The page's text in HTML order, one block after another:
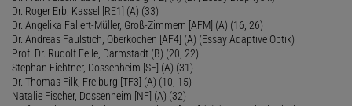
Dr. Roger Erb, Kassel [RE1] (A) (33)
Dr. Angelika Fallert-Müller, Groß-Zimmern [AFM] (A) (16, 26)
Dr. Andreas Faulstich, Oberkochen [AF4] (A) (Essay Adaptive Optik)
Prof. Dr. Rudolf Feile, Darmstadt (B) (20, 22)
Stephan Fichtner, Dossenheim [SF] (A) (31)
Dr. Thomas Filk, Freiburg [TF3] (A) (10, 15)
Natalie Fischer, Dossenheim [NF] (A) (32)